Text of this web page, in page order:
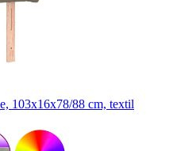
103x16x78/88 cm, textil